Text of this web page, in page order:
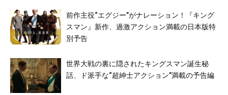
前作主役“エグジー”がナレーション！『キング
スマン』新作、過激アクション満載の日本版特
別予告
世界大戦の裏に隠されたキングスマン誕生秘
話、ド派手な“超紳士アクション”満載の予告編